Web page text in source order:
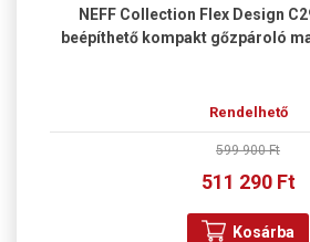
NEFF Collection Flex Design
beépíthető kompakt gőzpároló
Rendelhető
599 900 Ft
511 290 Ft
Kosárba